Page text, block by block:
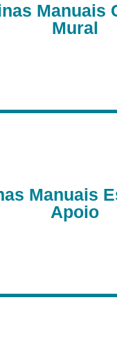
Manuais
Mural
Manuais
Apoio